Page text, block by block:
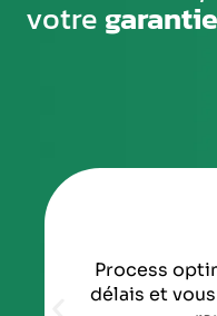
votregarantie
Process
délais et